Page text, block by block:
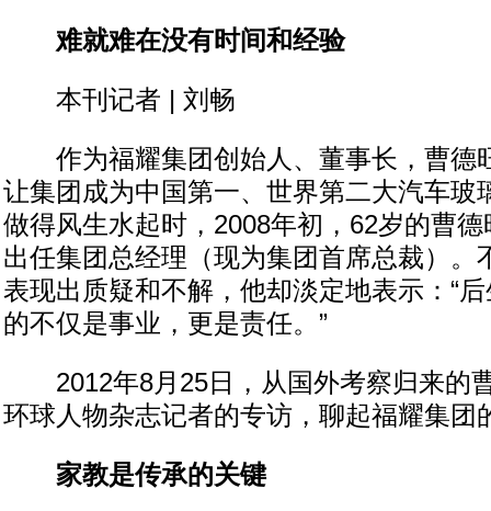
难就难在没有时间和经验
本刊记者 | 刘畅
作为福耀集团创始人、董事长，曹德
让集团成为中国第一、世界第二大汽车玻
做得风生水起时，2008年初，62岁的曹
出任集团总经理（现为集团首席总裁）。
表现出质疑和不解，他却淡定地表示：“
的不仅是事业，更是责任。”
2012年8月25日，从国外考察归来的
环球人物杂志记者的专访，聊起福耀集团
家教是传承的关键